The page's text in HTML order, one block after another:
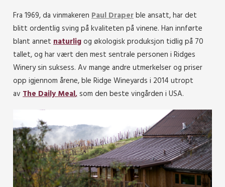
Fra 1969, da vinmakeren Paul Draperble ansatt, har det
blitt ordentlig sving på kvaliteten på vinene. Han innførte
blant annet naturligog økologisk produksjon tidlig på 70
tallet, og har vært den mest sentrale personen i Ridges
Winery sin suksess. Av mange andre utmerkelser og priser
opp igjennom årene, ble Ridge Wineyards i 2014 utropt
av The Daily Meal,som den beste vingården i USA.